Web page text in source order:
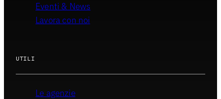
Eventi & News
Lavora con noi
UTILI
Le agenzie